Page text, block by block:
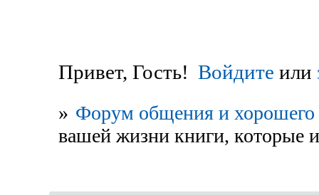
Привет, Гость! Войдите или
» Форум общения и хорошего
вашей жизни книги, которые